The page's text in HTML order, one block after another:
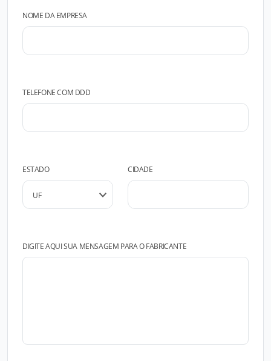
NOME DA EMPRESA
TELEFONE COM DDD
ESTADO CIDADE
DIGITE AQUI SUA MENSAGEM PARA O FABRICANTE